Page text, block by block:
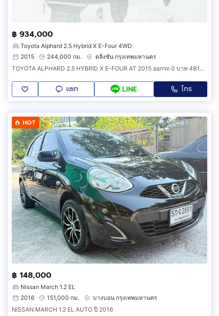
฿ 934,000
Toyota Alphard 2.5 Hybrid X E-Four 4WD
2015
244,000 กม.
ตลิ่งชัน กรุงเทพมหานคร
TOYOTA ALPHARD 2.5 HYBRID X E-FOUR AT 2015 ออกรถ 0 บาท 4B130
แชท LINE โทร
HOT
฿ 148,000
Nissan March 1.2 EL
2016
151,000 กม.
บางบอน กรุงเทพมหานคร
NISSAN MARCH 1.2 EL AUTO ปี 2016